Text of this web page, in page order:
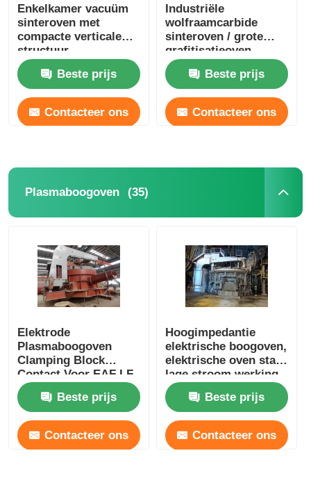
Enkelkamer vacuüm
sinteroven met
compacte verticale
structuur
Beste prijs
Contacteer ons
Industriële
wolfraamcarbide
sinteroven / grote
grafitisatieoven
Beste prijs
Contacteer ons
Plasmaboogoven (35)
Elektrode
Plasmaboogoven
Clamping Block
Contact Voor EAF LF
RF Boogoven
Beste prijs
Contacteer ons
Hoogimpedantie
elektrische boogoven,
elektrische oven staal
lage stroom werking
Beste prijs
Contacteer ons